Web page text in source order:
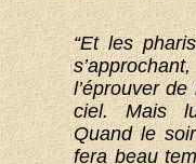
“Et les
l’éprouver
ciel. Mais
Quand le
fera beau